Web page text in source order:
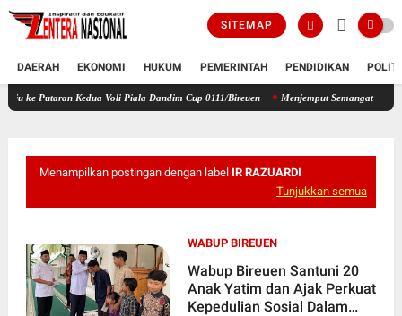
SITEMAP
DAERAH EKONOMI HUKUM PEMERINTAH PENDIDIKAN
Kedua Voli Piala Dandim Cup 0111/Bireuen Menjemput Semangat Kemerdekaan,
Menampilkan postingan dengan label IR RAZUARDI
Tunjukkan semua
WABUP BIREUEN
Wabup Bireuen Santuni 20
Anak Yatim dan Ajak Perkuat
Kepedulian Sosial Dalam